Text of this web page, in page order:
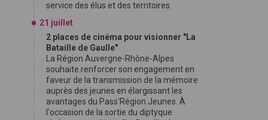
service des élus et des territoires.
21 juillet
2 places de cinéma pour visionner "La
Bataille de Gaulle"
La Région Auvergne-Rhône-Alpes
souhaite renforcer son engagement en
faveur de la transmission de la mémoire
auprès des jeunes en élargissant les
avantages du Pass'Région Jeunes. À
l'occasion de la sortie du diptyque